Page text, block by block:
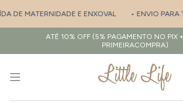
MATERNIDADE E ENXOVAL • ENVIO PARA
ATÉ 10% OFF (5% PAGAMENTO NO PIX
PRIMEIRACOMPRA)